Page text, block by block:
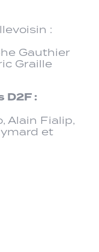
:
Gauthier
Graille
D2F :
Alain Fialip,
et